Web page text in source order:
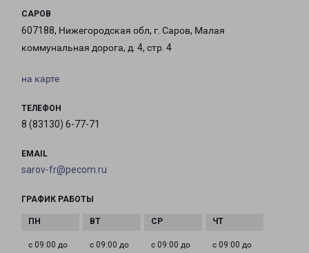
САРОВ
607188, Нижегородская обл, г. Саров, Малая
коммунальная дорога, д. 4, стр. 4
на карте
ТЕЛЕФОН
8 (83130) 6-77-71
EMAIL
sarov-fr@pecom.ru
ГРАФИК РАБОТЫ
с 09:00 до
с 09:00 до
с 09:00 до
с 09:00 до